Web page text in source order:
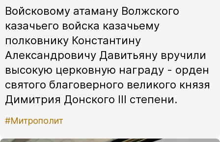
Войсковому атаману Волжского
казачьего войска казачьему
полковнику Константину
Александровичу Давитьяну вручили
высокую церковную награду - орден
святого благоверного великого князя
Димитрия Донского III степени.
#Митрополит